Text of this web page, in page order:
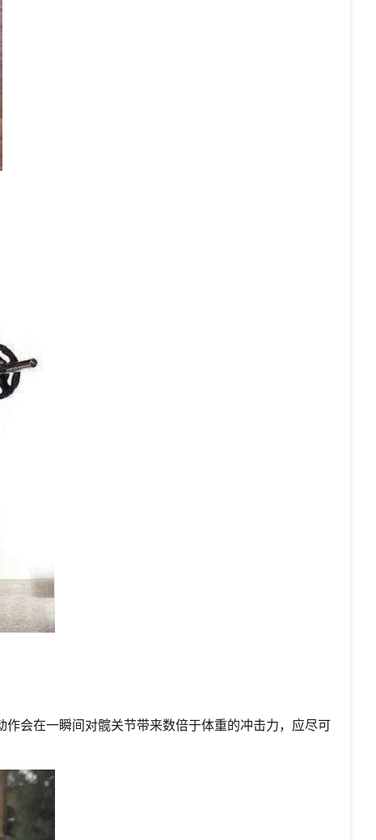
会在一瞬间对髋关节带来数倍于体重的冲击力，应尽可